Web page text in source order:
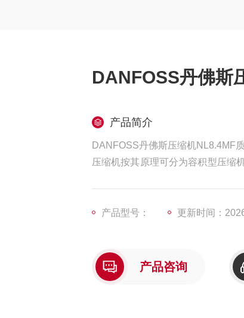
DANFOSS丹佛斯
产品简介
DANFOSS丹佛斯压缩机NL8.4MF
压缩机按其原理可分为容积型压缩
产品型号：
更新时间：
产品咨询